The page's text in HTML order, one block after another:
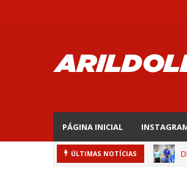
PÁGINA INICIAL
ÚLTIMAS NOTÍCIAS